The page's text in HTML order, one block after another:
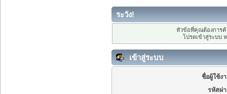
ระวัง!
หัวข้อที่คุณต้องการ
โปรดเข้าสู่ระบบ
เข้าสู่ระบบ
ชื่อผู้ใช้ง
รหัสผ่